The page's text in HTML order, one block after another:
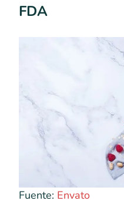
FDA
Fuente: Envato